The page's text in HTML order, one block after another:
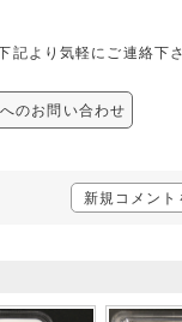
より気軽にご連絡下さ
のお問い合わせ
新規コメント